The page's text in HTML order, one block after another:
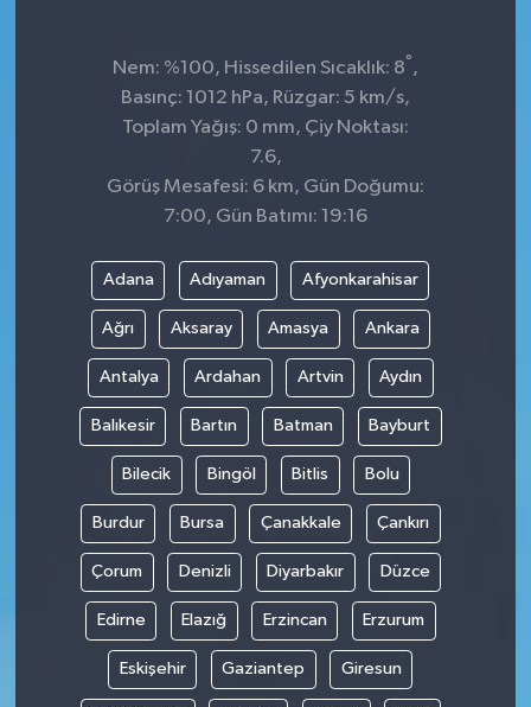
Nem: %100, Hissedilen Sıcaklık: 8° ,
Basınç: 1012 hPa, Rüzgar: 5 km/s,
Toplam Yağış: 0 mm, Çiy Noktası:
7.6,
Görüş Mesafesi: 6 km, Gün Doğumu:
7:00, Gün Batımı: 19:16
Adana Adıyaman Afyonkarahisar
Ağrı Aksaray Amasya Ankara
Antalya Ardahan Artvin Aydın
Balıkesir Bartın Batman Bayburt
Bilecik Bingöl Bitlis Bolu
Burdur Bursa Çanakkale Çankırı
Çorum Denizli Diyarbakır Düzce
Edirne Elazığ Erzincan Erzurum
Eskişehir Gaziantep Giresun